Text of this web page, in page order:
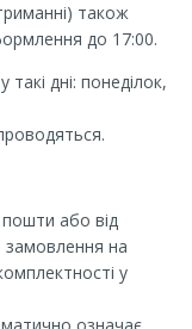
також
до 17:00.
дні: понеділок,
пошти або від
замовлення на
у